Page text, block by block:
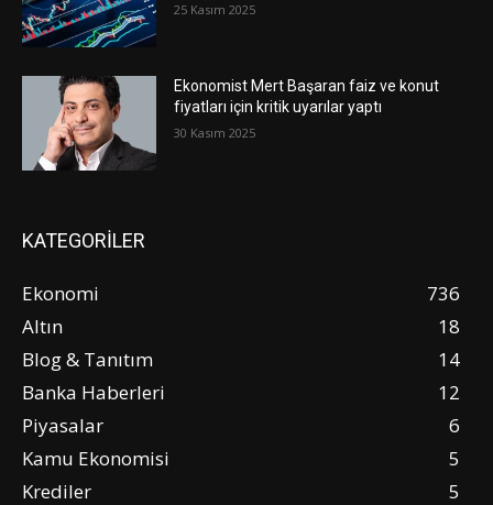
25 Kasım 2025
Ekonomist Mert Başaran faiz ve konut
fiyatları için kritik uyarılar yaptı
30 Kasım 2025
KATEGORİLER
Ekonomi
736
Altın
18
Blog & Tanıtım
14
Banka Haberleri
12
Piyasalar
6
Kamu Ekonomisi
5
Krediler
5